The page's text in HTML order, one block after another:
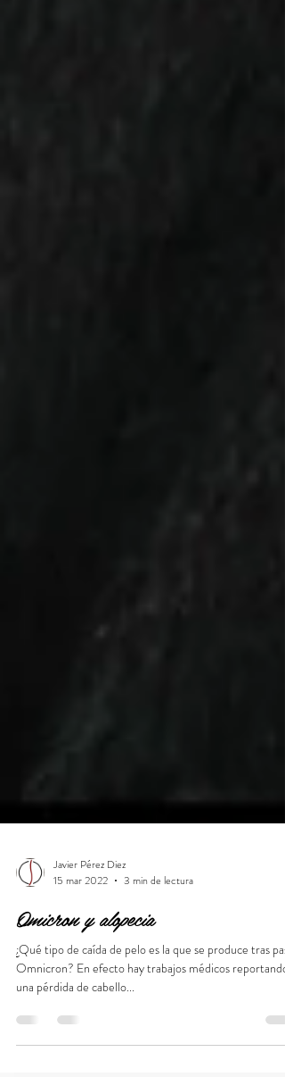
Javier Pérez Diez
15 mar 2022
3 min de lectura
Omicron y alopecia
¿Qué tipo de caída de pelo es la que se produce tras
Omnicron? En efecto hay trabajos médicos reportando